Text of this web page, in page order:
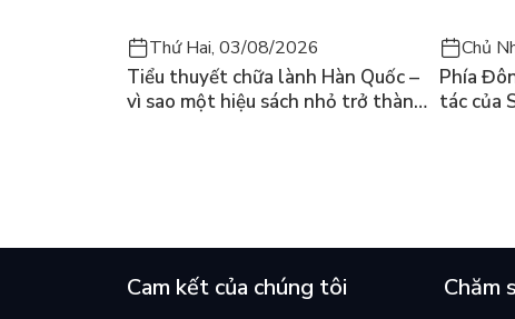
Thứ Hai, 03/08/2026
Tiểu thuyết chữa lành Hàn Quốc –
vì sao một hiệu sách nhỏ trở thành
Chủ
Phía
tác của
Cam kết của chúng tôi Chăm